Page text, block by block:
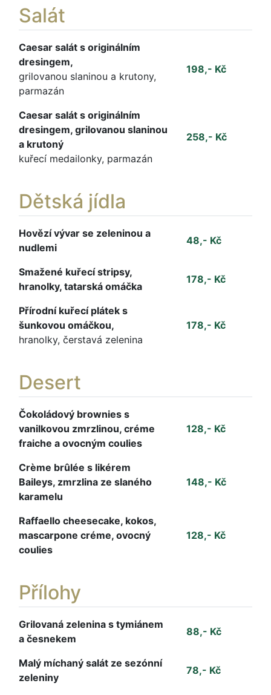
Salát
Caesar salát s originálním
dresingem,
grilovanou slaninou a krutony,
parmazán
198,- Kč
Caesar salát s originálním
dresingem, grilovanou slaninou
a krutoný
kuřecí medailonky, parmazán
258,- Kč
Dětská jídla
Hovězí vývar se zeleninou a
nudlemi
48,- Kč
Smažené kuřecí stripsy,
hranolky, tatarská omáčka
178,- Kč
Přírodní kuřecí plátek s
šunkovou omáčkou,
hranolky, čerstavá zelenina
178,- Kč
Desert
Čokoládový brownies s
vanilkovou zmrzlinou, créme
fraiche a ovocným coulies
128,- Kč
Crème brûlée s likérem
Baileys, zmrzlina ze slaného
karamelu
148,- Kč
Raffaello cheesecake, kokos,
mascarpone créme, ovocný
coulies
128,- Kč
Přílohy
Grilovaná zelenina s tymiánem
a česnekem
88,- Kč
Malý míchaný salát ze sezónní
zeleniny
78,- Kč